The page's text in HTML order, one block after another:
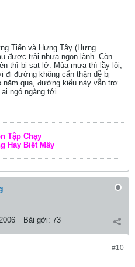
Tiến và Hưng Tây (Hưng
được trải nhựa ngon lành. Còn
thì bị sạt lở. Mùa mưa thì lầy lội,
đi đường không cẩn thận dễ bị
qua, đường kiểu này vẫn trơ
ngó ngàng tới.
Tập Chạy
Hay Biết Mấy
Bài gởi: 73
#10